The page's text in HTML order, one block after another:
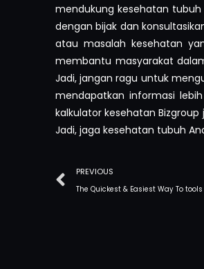
mendukung kesehatan tubuh
dengan bijak dan
atau masalah kesehatan
membantu masyarakat
Jadi, jangan ragu untuk
mendapatkan informasi
kalkulator kesehatan
Jadi, jaga kesehatan tubuh
PREVIOUS
The Quickest & Easiest Way To